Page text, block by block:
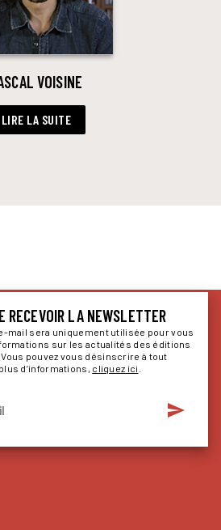
VOISINE
LIRE LA SUITE
RECEVOIR LA NEWSLETTER
mail sera uniquement utilisée pour vous
sur les actualités des éditions
pouvez vous désinscrire à tout
d’informations, cliquez ici
send